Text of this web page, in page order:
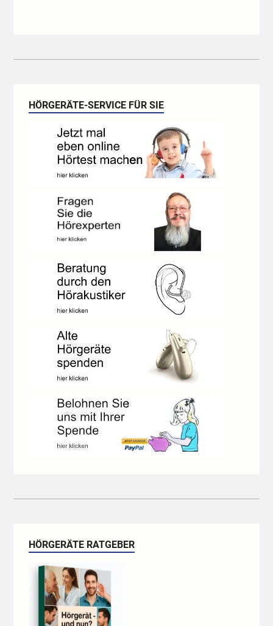
HÖRGERÄTE-SERVICE FÜR SIE
HÖRGERÄTE RATGEBER